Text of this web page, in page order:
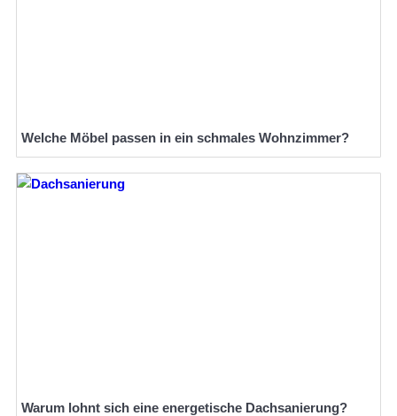
Welche Möbel passen in ein schmales Wohnzimmer?
Warum lohnt sich eine energetische Dachsanierung?